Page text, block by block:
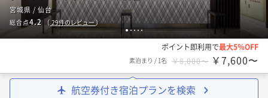
1 2345
宮城県 / 仙台
総合点4.2（ 29件のレビュー）
ポイント即利用で最大5％OFF
素泊まり / 1名 ￥8,000〜 ￥7,600〜
航空券付き宿泊プランを検索